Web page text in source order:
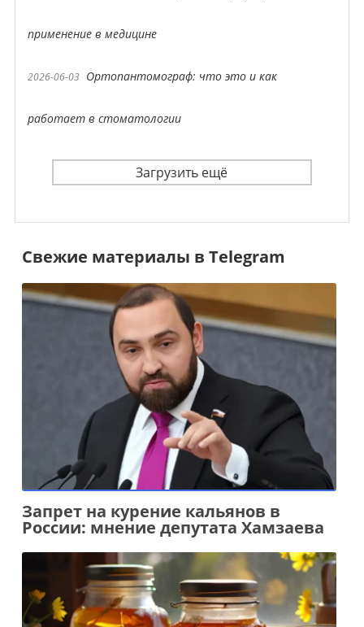
применение в медицине
2026-06-03 Ортопантомограф: что это и как
работает в стоматологии
Загрузить ещё
Свежие материалы в Telegram
Запрет на курение кальянов в
России: мнение депутата Хамзаева